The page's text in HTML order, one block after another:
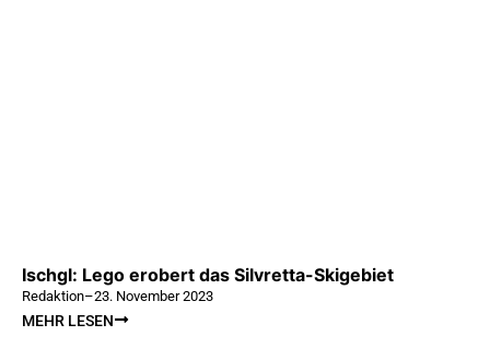
Ischgl: Lego erobert das Silvretta-Skigebiet
Redaktion–23. November 2023
MEHR LESEN